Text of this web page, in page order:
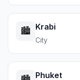
🏙️ Krabi
City
Phuket